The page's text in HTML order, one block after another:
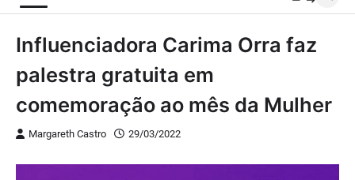
Influenciadora Carima Orra faz
palestra gratuita em
comemoração ao mês da Mulher
Margareth Castro 29/03/2022